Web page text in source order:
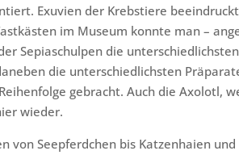
Exuvien der Krebstiere
im Museum konnte man –
Sepiaschulpen die
die unterschiedlichsten
gebracht. Auch die Axolotl,
wieder.
von Seepferdchen bis Katzenhaien